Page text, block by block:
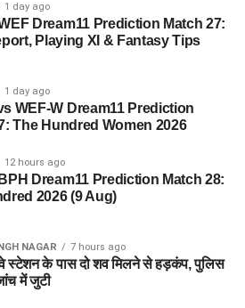
1 day ago
Dream11 Prediction Match 27:
Playing XI & Fantasy Tips
1 day ago
WEF-W Dream11 Prediction
The Hundred Women 2026
12 hours ago
Dream11 Prediction Match 28:
2026 (9 Aug)
NAGAR 7 hours ago
स्टेशन के पास दो शव मिलने से हड़कंप, पुलिस
में जुटी